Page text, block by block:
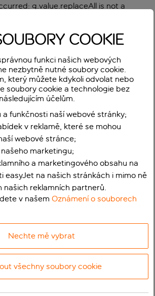
g.value.replaceAll is not a
COOKIE
funkci našich webových
nezbytně nutné soubory cookie.
který můžete kdykoli odvolat nebo
soubory cookie a technologie bez
účelům.
a funkčnosti naší webové stránky;
v reklamě, které se mohou
webové stránce;
marketingu;
a marketingového obsahu na
easyJet na našich stránkách i mimo ně
našich reklamních partnerů.
v našemOznámení o souborech
Nechte mě vybrat
všechny soubory cookie